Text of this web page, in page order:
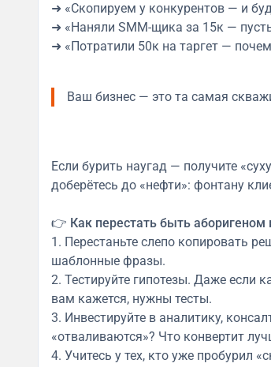
➜ «Скопируем у конкурентов — и
➜ «Наняли SMM-щика за 15к —
➜ «Потратили 50к на таргет —
Ваш бизнес — это та самая
Если бурить наугад — получите
доберётесь до «нефти»: фонтану
👉 Как перестать быть аборигеном
1. Перестаньте слепо копировать решения. Ваша аудитория уникальна — ей нужна забота, а не
шаблонные фразы.
2. Тестируйте гипотезы. Даже если
вам кажется, нужны тесты.
3. Инвестируйте в аналитику,
«отваливаются»? Что конвертит
4. Учитесь у тех, кто уже пробурил